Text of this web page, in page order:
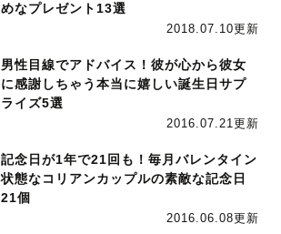
めなプレゼント13選
2018.07.10更新
男性目線でアドバイス！彼が心から彼女
に感謝しちゃう本当に嬉しい誕生日サプ
ライズ5選
2016.07.21更新
記念日が1年で21回も！毎月バレンタイン
状態なコリアンカップルの素敵な記念日
21個
2016.06.08更新